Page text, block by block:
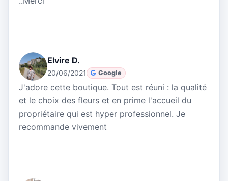
Elvire D.
20/06/2021 Google
J'adore cette boutique. Tout est réuni : la qualité
et le choix des fleurs et en prime l'accueil du
propriétaire qui est hyper professionnel. Je
recommande vivement